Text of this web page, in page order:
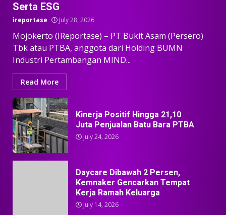
Serta ESG
ireportase July 28, 2026
Mojokerto (IReportase) – PT Bukit Asam (Persero)
Tbk atau PTBA, anggota dari Holding BUMN
Industri Pertambangan MIND...
Read More
Kinerja Positif Hingga 21,10
Juta Penjualan Batu Bara PTBA
July 24, 2026
Daycare Dibawah 2 Persen,
Kemnaker Gencarkan Tempat
Kerja Ramah Keluarga
July 14, 2026